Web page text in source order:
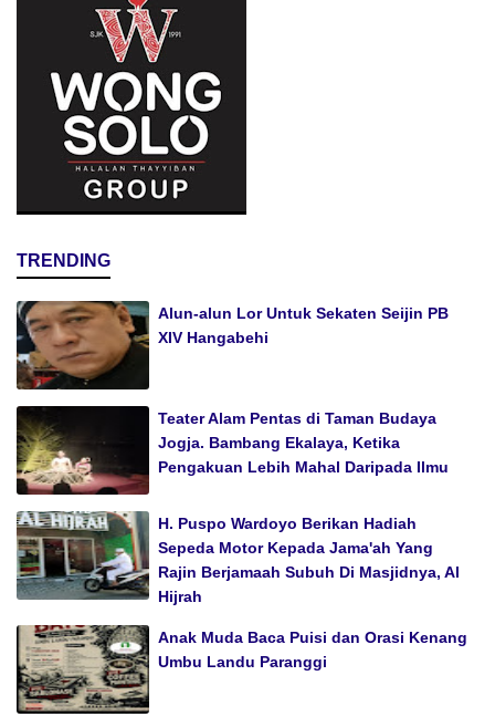
TRENDING
Alun-alun Lor Untuk Sekaten Seijin PB
XIV Hangabehi
Teater Alam Pentas di Taman Budaya
Jogja. Bambang Ekalaya, Ketika
Pengakuan Lebih Mahal Daripada Ilmu
H. Puspo Wardoyo Berikan Hadiah
Sepeda Motor Kepada Jama'ah Yang
Rajin Berjamaah Subuh Di Masjidnya, Al
Hijrah
Anak Muda Baca Puisi dan Orasi Kenang
Umbu Landu Paranggi